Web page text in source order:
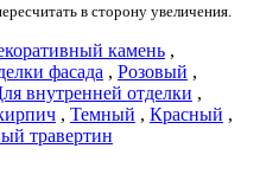
в сторону увеличения.
камень ,
фасада , Розовый ,
внутренней отделки ,
, Темный , Красный ,
травертин